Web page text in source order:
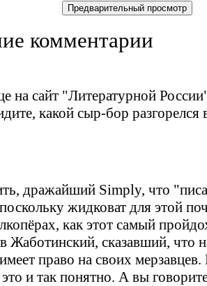
-
-
комментарии
на сайт "Литературной
какой сыр-бор
дражайший Simply, что
жидковат для этой
как этот самый
Жаботинский, сказавший,
право на своих
и так понятно. А вы